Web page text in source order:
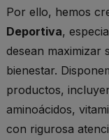
Por ello, hemos
Deportiva,
desean maximizar
bienestar.
productos,
aminoácidos,
con rigurosa